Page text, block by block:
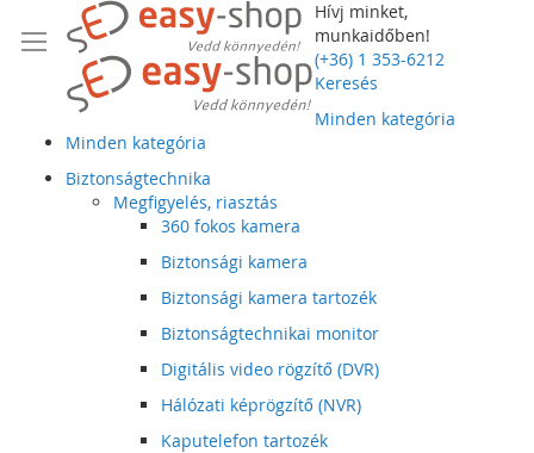
Hívj minket,
munkaidőben!
(+36) 1 353-6212
Keresés
Minden kategória
Minden kategória
Biztonságtechnika
Megfigyelés, riasztás
360 fokos kamera
Biztonsági kamera
Biztonsági kamera tartozék
Biztonságtechnikai monitor
Digitális video rögzítő (DVR)
Hálózati képrögzítő (NVR)
Kaputelefon tartozék